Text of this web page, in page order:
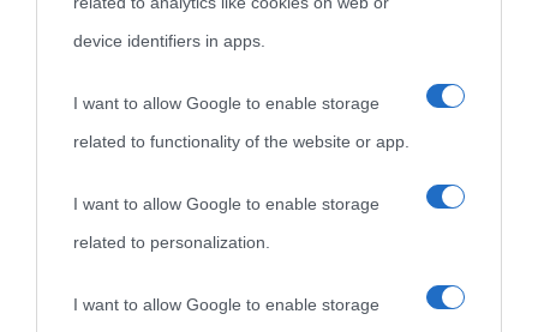
device identifiers in apps.
I want to allow Google to enable storage
related to functionality of the website or app.
I want to allow Google to enable storage
related to personalization.
I want to allow Google to enable storage